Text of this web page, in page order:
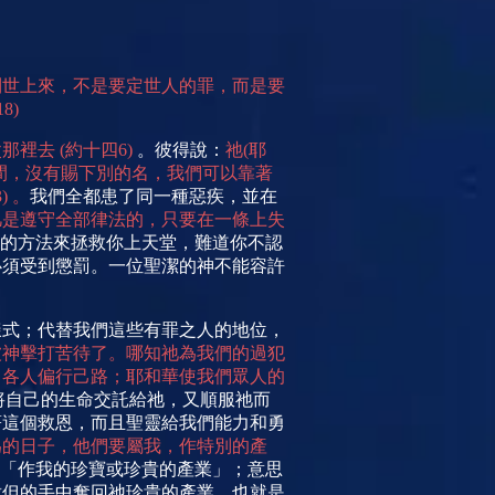
上來，不是要定世人的罪，而是要
裡去 (約十四6) 。彼得說： 祂(耶
沒有賜下別的名，我們可以靠著
。 我們全都患了同一種惡疾，並在
遵守全部律法的，只要在一條上失
方法來拯救你上天堂，難道你不認
受到懲罰。一位聖潔的神不能容許
；代替我們這些有罪之人的地位，
擊打苦待了。哪知祂為我們的過犯
人偏行己路；耶和華使我們眾人的
己的生命交託給祂，又順服祂而
個救恩，而且聖靈給我們能力和勇
日 子，他們要屬我，作特別的產
作我的珍寶或珍貴的產業」；意思